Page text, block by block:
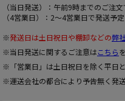
（当日発送）：午前9時までのご注
（4営業日）：2～4営業日で発送予定
※発送日は土日祝日や棚卸などの弊
※当日発送に関するご注意はこちら
※「営業日」は土日祝日を除く平日
※運送会社の都合により予告無く発